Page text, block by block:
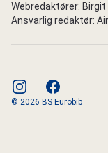
Webredaktører:
Ansvarlig redaktør:
instagramfacebook
© 2026 BS Eurobib